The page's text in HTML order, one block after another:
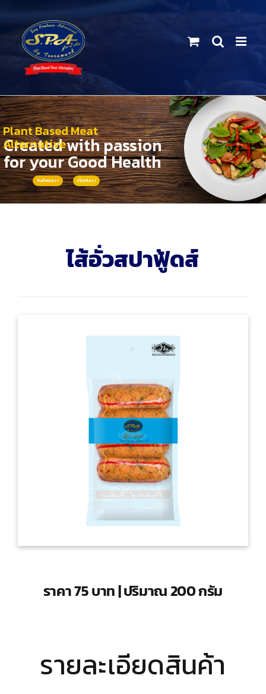
content
สินค้าของเรา เกี่ยวกับเรา
Plant Based Meat
Alternative
Created with passion
for your Good Health
ไส้อั่วสปาฟู้ดส์
ราคา 75 บาท | ปริมาณ 200 กรัม
รายละเอียดสินค้า